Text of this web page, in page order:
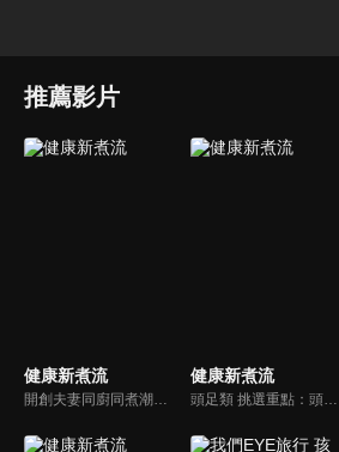
推薦影片
健康新煮流 健康新煮流
頭足類 挑選重點：頭足類利用清洗時去除內臟可以降低膽固醇的攝取。挑選雙眼清澈明亮，眼球稍微凸出，肉質結實有彈性為佳。身體具透明感，觸腕或是吸盤一碰到活體就會吸附住便是新鮮的。